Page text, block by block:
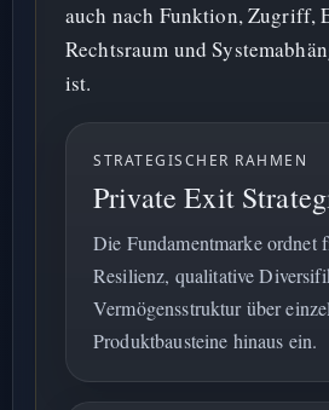
auch nach Funktion, Zugriff,
Rechtsraum und
ist.
STRATEGISCHER RAHMEN
Private Exit
Die Fundamentmarke ordnet
Resilienz, qualitative
Vermögensstruktur über
Produktbausteine hinaus ein.